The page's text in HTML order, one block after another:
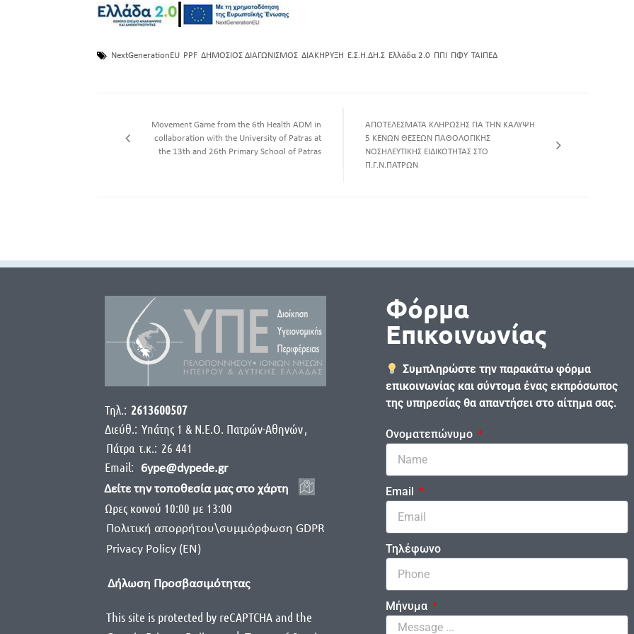
NextGenerationEU PPF ΔΗΜΟΣΙΟΣ ΔΙΑΓΩΝΙΣΜΟΣ ΔΙΑΚΗΡΥΞΗ Ε.Σ.Η.ΔΗ.Σ Ελλάδα 2.0 ΠΠΙ ΠΦΥ ΤΑΙΠΕΔ
Movement Game from the 6th Health ADM in
collaboration with the University of Patras at
the 13th and 26th Primary School of Patras
ΑΠΟΤΕΛΕΣΜΑΤΑ ΚΛΗΡΩΣΗΣ ΓΙΑ ΤΗΝ ΚΑΛΥΨΗ
5 ΚΕΝΩΝ ΘΕΣΕΩΝ ΠΑΘΟΛΟΓΙΚΗΣ
ΝΟΣΗΛΕΥΤΙΚΗΣ ΕΙΔΙΚΟΤΗΤΑΣ ΣΤΟ
Π.Γ.Ν.ΠΑΤΡΩΝ
Τηλ.: 2613600507
Διεύθ.: Yπάτης 1 & Ν.Ε.Ο. Πατρών-Αθηνών,
Πάτρα τ.κ.: 26 441
Email:
6ype@dypede.gr
Δείτε την τοποθεσία μας στο χάρτη
Ωρες κοινού 10:00 με 13:00
Πολιτική απορρήτου\συμμόρφωση GDPR
Privacy Policy (EN)
Δήλωση Προσβασιμότητας
This site is protected by reCAPTCHA and the
Φόρμα
Επικοινωνίας
Συμπληρώστε την παρακάτω φόρμα
επικοινωνίας και σύντομα ένας εκπρόσωπος
της υπηρεσίας θα απαντήσει στο αίτημα σας.
Ονοματεπώνυμο
Email
Τηλέφωνο
Μήνυμα